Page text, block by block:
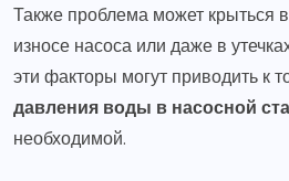
Также проблема может крыться
износе насоса или даже в
эти факторы могут приводить к
давления воды в насосной
необходимой.